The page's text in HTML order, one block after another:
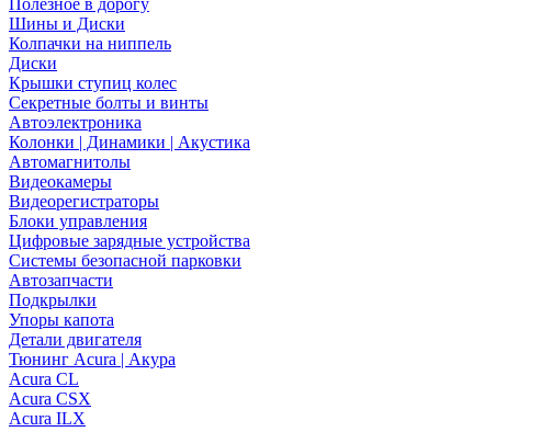
Полезное в дорогу
Шины и Диски
Колпачки на ниппель
Диски
Крышки ступиц колес
Секретные болты и винты
Автоэлектроника
Колонки | Динамики | Акустика
Автомагнитолы
Видеокамеры
Видеорегистраторы
Блоки управления
Цифровые зарядные устройства
Системы безопасной парковки
Автозапчасти
Подкрылки
Упоры капота
Детали двигателя
Тюнинг Acura | Акура
Acura CL
Acura CSX
Acura ILX